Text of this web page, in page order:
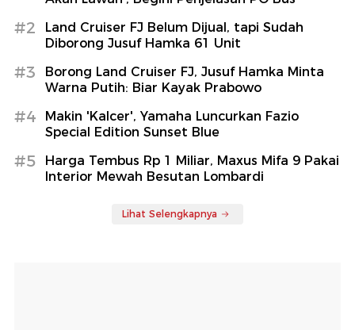
#2
Land Cruiser FJ Belum Dijual, tapi Sudah
Diborong Jusuf Hamka 61 Unit
#3
Borong Land Cruiser FJ, Jusuf Hamka Minta
Warna Putih: Biar Kayak Prabowo
#4
Makin 'Kalcer', Yamaha Luncurkan Fazio
Special Edition Sunset Blue
#5
Harga Tembus Rp 1 Miliar, Maxus Mifa 9 Pakai
Interior Mewah Besutan Lombardi
Lihat Selengkapnya